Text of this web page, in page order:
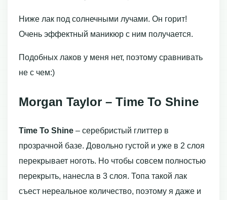
Ниже лак под солнечными лучами. Он горит!
Очень эффектный маникюр с ним получается.
Подобных лаков у меня нет, поэтому сравнивать
не с чем:)
Morgan Taylor – Time To Shine
Time To Shine – серебристый глиттер в
прозрачной базе. Довольно густой и уже в 2 слоя
перекрывает ноготь. Но чтобы совсем полностью
перекрыть, нанесла в 3 слоя. Топа такой лак
съест нереальное количество, поэтому я даже и